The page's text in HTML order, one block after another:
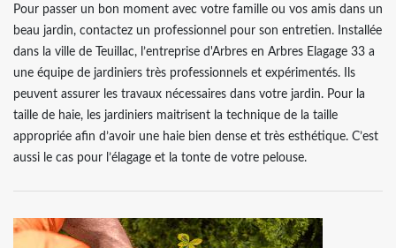
Pour passer un bon moment avec votre famille ou vos amis dans un
beau jardin, contactez un professionnel pour son entretien. Installée
dans la ville de Teuillac, l’entreprise d'Arbres en Arbres Elagage 33 a
une équipe de jardiniers très professionnels et expérimentés. Ils
peuvent assurer les travaux nécessaires dans votre jardin. Pour la
taille de haie, les jardiniers maitrisent la technique de la taille
appropriée afin d’avoir une haie bien dense et très esthétique. C’est
aussi le cas pour l’élagage et la tonte de votre pelouse.